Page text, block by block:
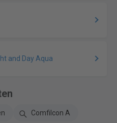
and Day Aqua
Comfilcon A